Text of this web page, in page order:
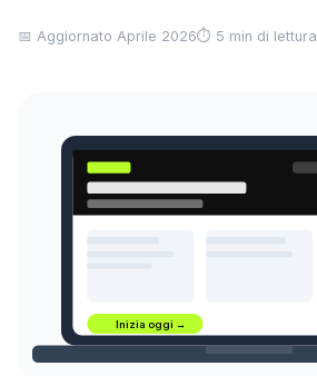
📅 Aggiornato Aprile 2026⏱ 5 min di lettura
Inizia oggi →